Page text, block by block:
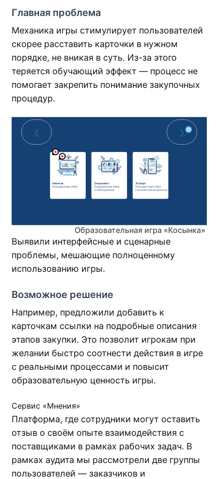
Главная проблема
Механика игры стимулирует пользователей
скорее расставить карточки в нужном
порядке, не вникая в суть. Из-за этого
теряется обучающий эффект — процесс не
помогает закрепить понимание закупочных
процедур.
❮ ❯
Образовательная игра «Косынка»
Выявили интерфейсные и сценарные
проблемы, мешающие полноценному
использованию игры.
Возможное решение
Например, предложили добавить к
карточкам ссылки на подробные описания
этапов закупки. Это позволит игрокам при
желании быстро соотнести действия в игре
с реальными процессами и повысит
образовательную ценность игры.
Сервис «Мнения»
Платформа, где сотрудники могут оставить
отзыв о своём опыте взаимодействия с
поставщиками в рамках рабочих задач. В
рамках аудита мы рассмотрели две группы
пользователей — заказчиков и